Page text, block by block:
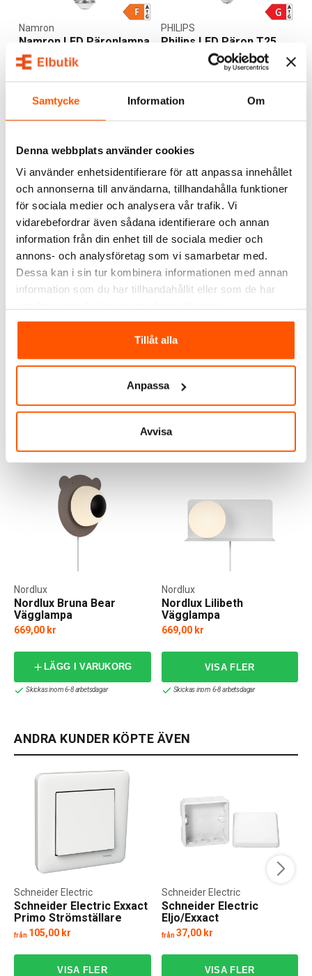
Samtycke Information Om
Denna webbplats använder cookies
Vi använder enhetsidentifierare för att anpassa innehållet
och annonserna till användarna, tillhandahålla funktioner
för sociala medier och analysera vår trafik. Vi
vidarebefordrar även sådana identifierare och annan
information från din enhet till de sociala medier och
annons- och analysföretag som vi samarbetar med.
Dessa kan i sin tur kombinera informationen med annan
information som du har tillhandahållit eller som de har
Tillåt alla
Anpassa
Avvisa
Namron LED Päronlampa
E14 1,8W 2700K
Namron
39,00 kr
LÄGG I VARUKORG
Philips LED Päron T25
0,9W (7W) E14 2700K
PHILIPS
LÄGG I VARUKORG
Nordlux Bruna Bear
Nordlux
669,00 kr
ALTERNATIVA PRODUKTER
Nordlux Bruna Bear
Vägglampa
Nordlux
669,00 kr
LÄGG I VARUKORG
Skickas inom 6-8 arbetsdagar
Nordlux Lilibeth
Vägglampa
Nordlux
669,00 kr
Skickas inom 6-8 arbetsdagar
ANDRA KUNDER KÖPTE ÄVEN
Schneider Electric Exxact
Primo Strömställare
Komplett
Schneider Electric
från 105,00 kr
Schneider Electric
Eljo/Exxact
Kopplingsdosa U56 IP55
Schneider Electric
från 37,00 kr